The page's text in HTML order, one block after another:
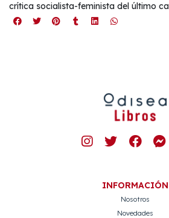
crítica socialista-feminista del último
INFORMACIÓN
Nosotros
Novedades